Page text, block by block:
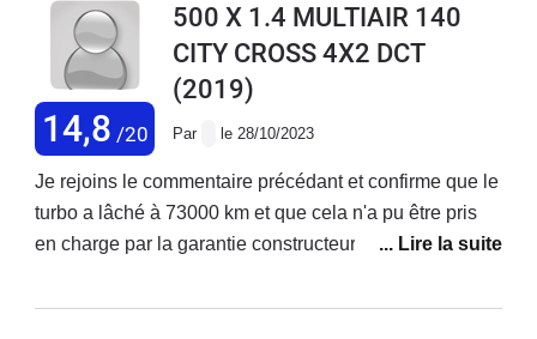
14,8 /20
500 X 1.4 MULTIAIR 140
CITY CROSS 4X2 DCT
(2019)
Par le 28/10/2023
Je rejoins le commentaire précédant et confirme que le
turbo a lâché à 73000 km et que cela n'a pu être pris
en charge par la garantie constructeur ! Je précise que
réparations ! Ma voiture est d'ailleurs en vente. Je ne